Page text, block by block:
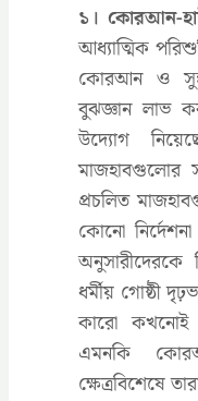
১। কোরআন-
আধ্যাত্মিক
কোরআন ও
বুঝজ্ঞান লাভ
উদ্যোগ
মাজহাবগুলোর
প্রচলিত
কোনো
ধর্মীয় গোষ্ঠী
কারো কখনোই
এমনকি
ক্ষেত্রবিশেষে